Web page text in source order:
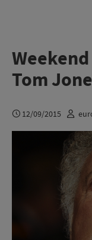
Tom
12/09/2015